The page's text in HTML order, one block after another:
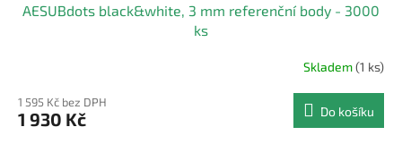
AESUBdots black&white, 3 mm referenční body - 3000
ks
Skladem(1 ks)
1 595 Kč bez DPH
1 930 Kč Do košíku